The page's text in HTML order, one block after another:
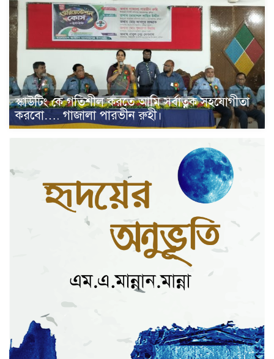
স্কাউটিং কে গতিশীল করতে আমি সর্বাত্নক সহযোগীতা
করবো…. গাজালা পারভীন রুহী।